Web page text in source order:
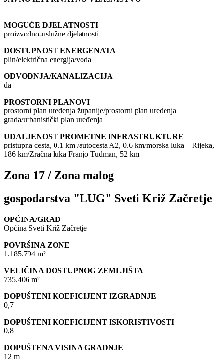
–
MOGUĆE DJELATNOSTI
proizvodno-uslužne djelatnosti
DOSTUPNOST ENERGENATA
plin/električna energija/voda
ODVODNJA/KANALIZACIJA
da
PROSTORNI PLANOVI
prostorni plan uređenja županije/prostorni plan uređenja
grada/urbanistički plan uređenja
UDALJENOST PROMETNE INFRASTRUKTURE
pristupna cesta, 0.1 km /autocesta A2, 0.6 km/morska luka – Rijeka,
186 km/Zračna luka Franjo Tuđman, 52 km
Zona 17 / Zona malog
gospodarstva "LUG" Sveti Križ Začretje
OPĆINA/GRAD
Općina Sveti Križ Začretje
POVRŠINA ZONE
1.185.794 m²
VELIČINA DOSTUPNOG ZEMLJIŠTA
735.406 m²
DOPUŠTENI KOEFICIJENT IZGRADNJE
0,7
DOPUŠTENI KOEFICIJENT ISKORISTIVOSTI
0,8
DOPUŠTENA VISINA GRADNJE
12 m